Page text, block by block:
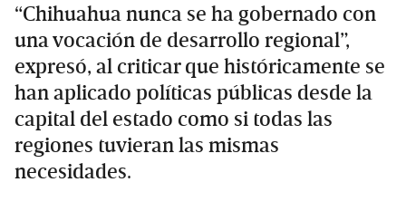
“Chihuahua nunca se ha gobernado con
una vocación de desarrollo regional”,
expresó, al criticar que históricamente se
han aplicado políticas públicas desde la
capital del estado como si todas las
regiones tuvieran las mismas
necesidades.